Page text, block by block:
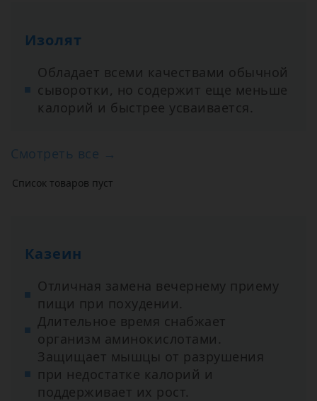
Изолят
Обладает всеми качествами обычной
сыворотки, но содержит еще меньше
калорий и быстрее усваивается.
Смотреть все →
Список товаров пуст
Казеин
Отличная замена вечернему приему
пищи при похудении.
Длительное время снабжает
организм аминокислотами.
Защищает мышцы от разрушения
при недостатке калорий и
поддерживает их рост.